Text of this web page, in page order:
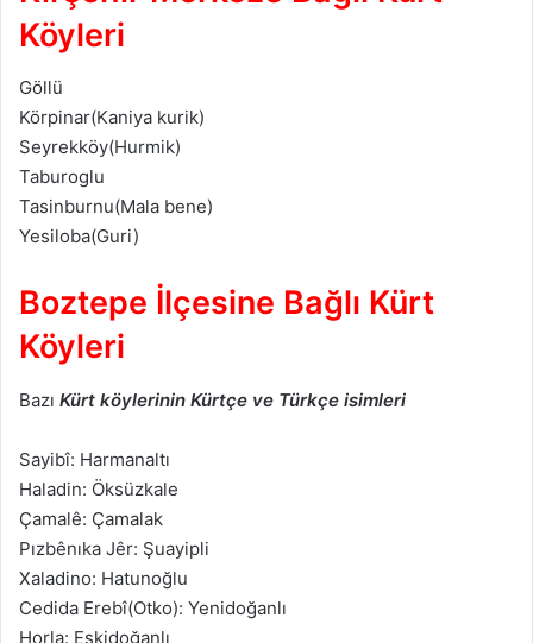
Köyleri
Göllü
Körpinar(Kaniya kurik)
Seyrekköy(Hurmik)
Taburoglu
Tasinburnu(Mala bene)
Yesiloba(Guri)
Boztepe İlçesine Bağlı Kürt
Köyleri
Bazı Kürt köylerinin Kürtçe ve Türkçe isimleri
Sayibî: Harmanaltı
Haladin: Öksüzkale
Çamalê: Çamalak
Pızbênıka Jêr: Şuayipli
Xaladino: Hatunoğlu
Cedida Erebî(Otko): Yenidoğanlı
Horla: Eskidoğanlı